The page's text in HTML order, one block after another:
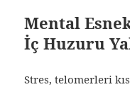
Mental
İç Huzuru
Stres, telomerleri